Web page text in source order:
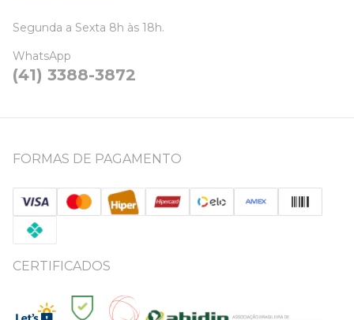
Segunda a Sexta 8h às 18h.
WhatsApp
(41) 3388-3872
FORMAS DE PAGAMENTO
CERTIFICADOS